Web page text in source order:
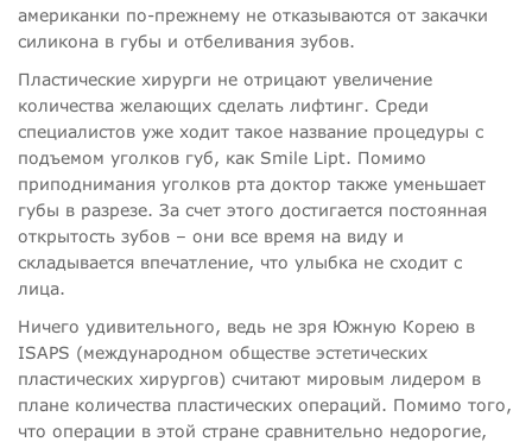
американки по-прежнему не отказываются от закачки
силикона в губы и отбеливания зубов.
Пластические хирурги не отрицают увеличение
количества желающих сделать лифтинг. Среди
специалистов уже ходит такое название процедуры с
подъемом уголков губ, как Smile Lipt. Помимо
приподнимания уголков рта доктор также уменьшает
губы в разрезе. За счет этого достигается постоянная
открытость зубов – они все время на виду и
складывается впечатление, что улыбка не сходит с
лица.
Ничего удивительного, ведь не зря Южную Корею в
ISAPS (международном обществе эстетических
пластических хирургов) считают мировым лидером в
плане количества пластических операций. Помимо того,
что операции в этой стране сравнительно недорогие,